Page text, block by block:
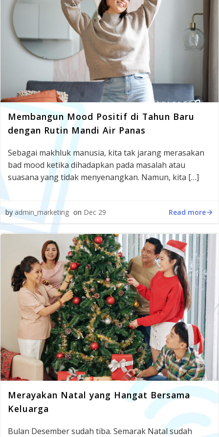
Membangun Mood Positif di Tahun Baru
dengan Rutin Mandi Air Panas
Sebagai makhluk manusia, kita tak jarang merasakan
bad mood ketika dihadapkan pada masalah atau
suasana yang tidak menyenangkan. Namun, kita […]
by admin_marketing on Dec 29 Read more
Merayakan Natal yang Hangat Bersama
Keluarga
Bulan Desember sudah tiba. Semarak Natal sudah